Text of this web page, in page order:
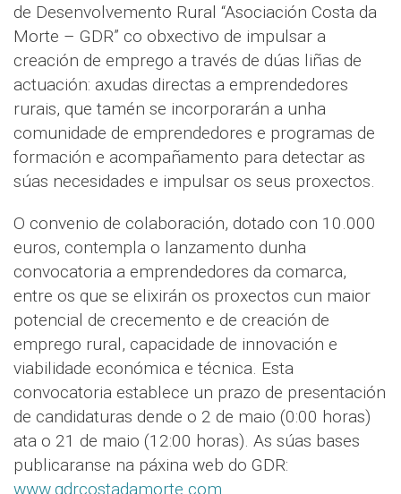
de Desenvolvemento Rural “Asociación Costa da
Morte – GDR” co obxectivo de impulsar a
creación de emprego a través de dúas liñas de
actuación: axudas directas a emprendedores
rurais, que tamén se incorporarán a unha
comunidade de emprendedores e programas de
formación e acompañamento para detectar as
súas necesidades e impulsar os seus proxectos.
O convenio de colaboración, dotado con 10.000
euros, contempla o lanzamento dunha
convocatoria a emprendedores da comarca,
entre os que se elixirán os proxectos cun maior
potencial de crecemento e de creación de
emprego rural, capacidade de innovación e
viabilidade económica e técnica. Esta
convocatoria establece un prazo de presentación
de candidaturas dende o 2 de maio (0:00 horas)
ata o 21 de maio (12:00 horas). As súas bases
publicaranse na páxina web do GDR:
www.gdrcostadamorte.com